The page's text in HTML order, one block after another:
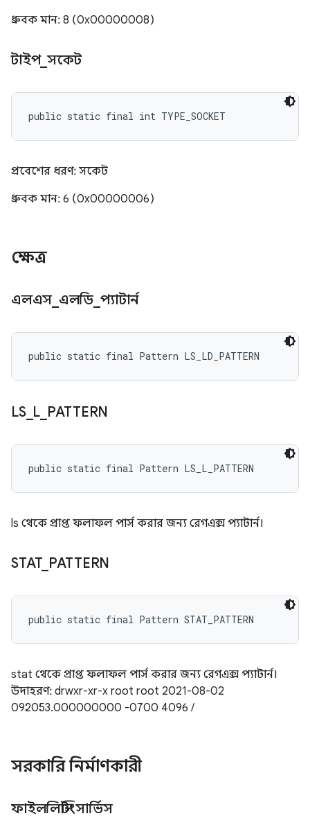
ধ্রুবক মান: 8 (0x00000008)
টাইপ_ সকেট
public static final int TYPE_SOCKET
প্রবেশের ধরণ: সকেট
ধ্রুবক মান: 6 (0x00000006)
ক্ষেত্র
এলএস এলডি প্যাটার্ন
public static final Pattern LS_LD_PATTERN
LS_ L PATTERN
public static final Pattern LS_L_PATTERN
ls থেকে প্রাপ্ত ফলাফল পার্স করার জন্য রেগএক্স প্যাটার্ন।
STAT_ PATTERN
public static final Pattern STAT_PATTERN
stat থেকে প্রাপ্ত ফলাফল পার্স করার জন্য রেগএক্স প্যাটার্ন।
উদাহরণ: drwxr-xr-x root root 2021-08-02
09:20:53.000000000 -0700 4096 /
সরকারি নির্মাণকারী
ফাইললিস্টিংসার্ভিস